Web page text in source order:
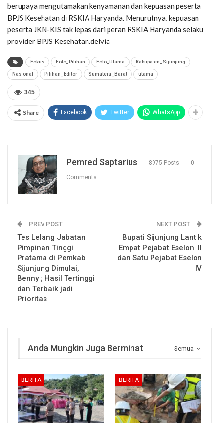
berupaya mengutamakan kenyamanan dan kepuasan peserta
BPJS Kesehatan di RSKIA Haryanda. Menurutnya, kepuasan
peserta JKN-KIS tak lepas dari peran RSKIA Haryanda selaku
provider BPJS Kesehatan.delvia
Fokus Foto_Pilihan Foto_Utama Kabupaten_Sijunjung
Nasional Pilihan_Editor Sumatera_Barat utama
345
Share Facebook Twitter WhatsApp
Pemred Saptarius 8975 Posts 0
Comments
PREV POST
Tes Lelang Jabatan
Pimpinan Tinggi
Pratama di Pemkab
Sijunjung Dimulai,
Benny ; Hasil Tertinggi
dan Terbaik jadi
Prioritas
NEXT POST
Bupati Sijunjung Lantik
Empat Pejabat Eselon III
dan Satu Pejabat Eselon
IV
Semua
Anda Mungkin Juga Berminat
BERITA BERITA